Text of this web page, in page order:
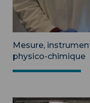
Mesure,
physico-chimique